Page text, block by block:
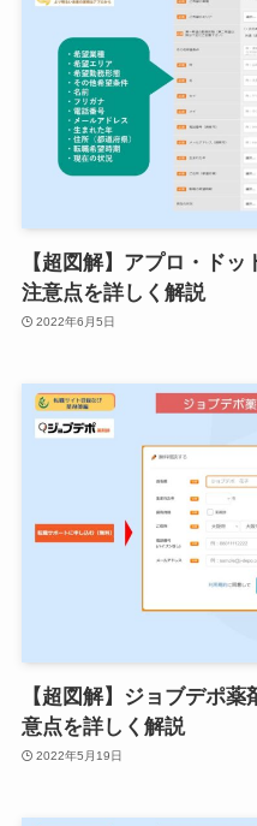
【超図解】アプロ・ド
注意点を詳しく解説
2022年6月5日
【超図解】ジョブデポ
意点を詳しく解説
2022年5月19日